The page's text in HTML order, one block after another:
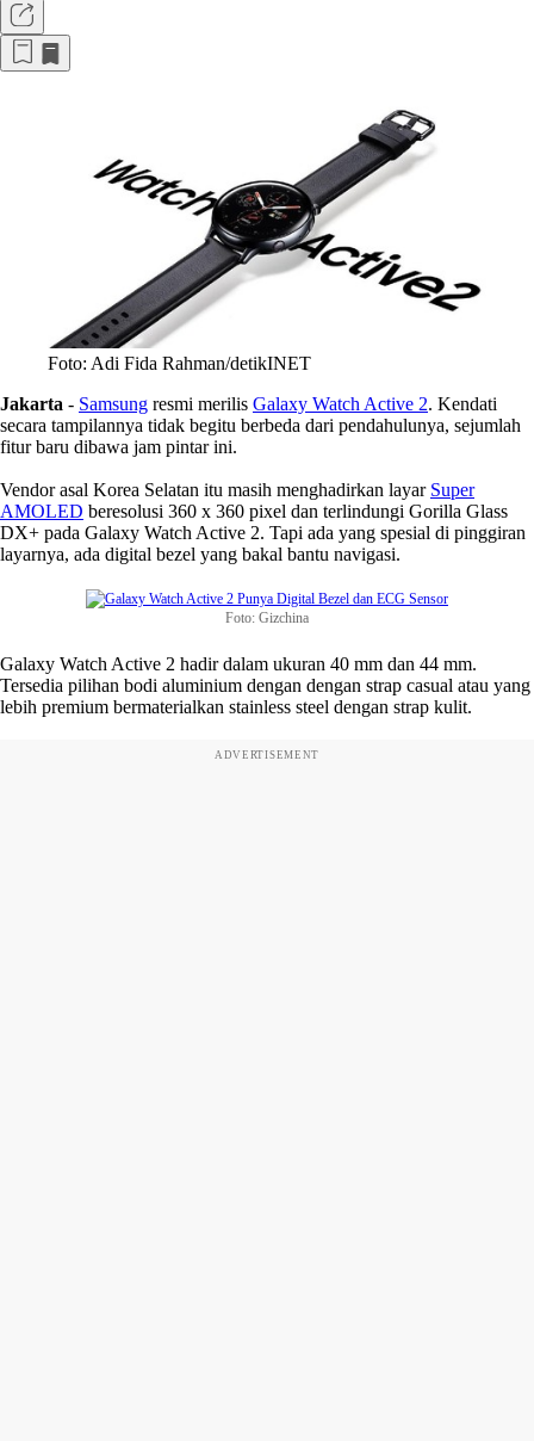
Foto: Adi Fida Rahman/detikINET
Jakarta - Samsung resmi merilis Galaxy Watch Active 2. Kendati
secara tampilannya tidak begitu berbeda dari pendahulunya, sejumlah
fitur baru dibawa jam pintar ini.
Vendor asal Korea Selatan itu masih menghadirkan layar Super
AMOLED beresolusi 360 x 360 pixel dan terlindungi Gorilla Glass
DX+ pada Galaxy Watch Active 2. Tapi ada yang spesial di pinggiran
layarnya, ada digital bezel yang bakal bantu navigasi.
Foto: Gizchina
Galaxy Watch Active 2 hadir dalam ukuran 40 mm dan 44 mm.
Tersedia pilihan bodi aluminium dengan dengan strap casual atau yang
lebih premium bermaterialkan stainless steel dengan strap kulit.
ADVERTISEMENT